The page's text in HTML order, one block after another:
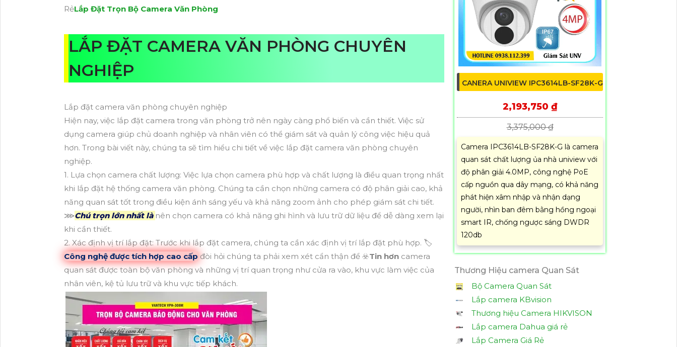
RẻLắp Đặt Trọn Bộ Camera Văn Phòng
LẮP ĐẶT CAMERA VĂN PHÒNG CHUYÊN
NGHIỆP
Lắp đặt camera văn phòng chuyên nghiệp
Hiện nay, việc lắp đặt camera trong văn phòng trở nên ngày càng phổ biến và cần thiết. Việc sử
dụng camera giúp chủ doanh nghiệp và nhân viên có thể giám sát và quản lý công việc hiệu quả
hơn. Trong bài viết này, chúng ta sẽ tìm hiểu chi tiết về việc lắp đặt camera văn phòng chuyên
nghiệp.
1. Lựa chọn camera chất lượng: Việc lựa chọn camera phù hợp và chất lượng là điều quan trọng nhất
khi lắp đặt hệ thống camera văn phòng. Chúng ta cần chọn những camera có độ phân giải cao, khả
năng quan sát tốt trong điều kiện ánh sáng yếu và khả năng zoom ảnh cho phép giám sát chi tiết.
⋙Chú trọn lớn nhất là nên chọn camera có khả năng ghi hình và lưu trữ dữ liệu để dễ dàng xem lại
khi cần thiết.
2. Xác định vị trí lắp đặt: Trước khi lắp đặt camera, chúng ta cần xác định vị trí lắp đặt phù hợp. 🏷
Công nghệ được tích hợp cao cấp đòi hỏi chúng ta phải xem xét cẩn thận để ☣️Tin hơn camera
quan sát được toàn bộ văn phòng và những vị trí quan trọng như cửa ra vào, khu vực làm việc của
nhân viên, kệ tủ lưu trữ và khu vực tiếp khách.
CANERA UNIVIEW IPC3614LB-SF28K-G
2,193,750 ₫
3,375,000 ₫
Camera IPC3614LB-SF28K-G là camera
quan sát chất lượng ủa nhà uniview với
độ phân giải 4.0MP, công nghệ PoE
cấp nguồn qua dây mạng, có khả năng
phát hiện xâm nhập và nhận dạng
người, nhìn ban đêm bằng hồng ngoại
smart IR, chống ngược sáng DWDR
120db
Thương Hiệu camera Quan Sát
Bộ Camera Quan Sát
Lắp camera KBvision
Thương hiệu Camera HIKVISON
Lắp camera Dahua giá rẻ
Lắp Camera Giá Rẻ